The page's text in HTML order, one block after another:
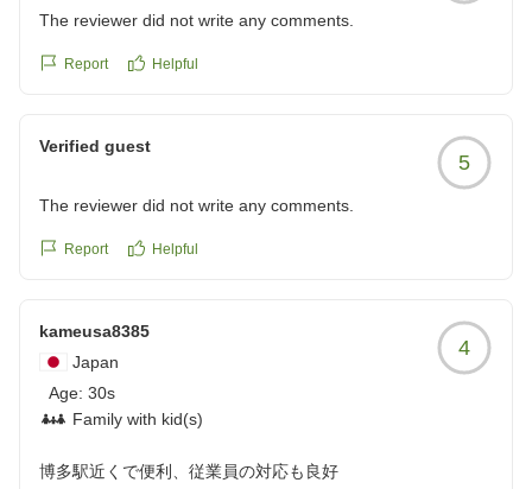
いていて涼しい状況だったのは地味にうれしかった。
https://review.travel.rakuten.co.jp/hotel/voice/9239?
着されたお客様に、少しでも快適にお過ごしいただけま
お気づきいただき、そしてお喜びいただけましたことを
これからもお客様お一人おひとりに寄り添ったおもてな
しを心掛け、より快適にお過ごしいただけるホテルを目
し上げております。
フロント 中垣
The reviewer did not write any comments.
Report Helpful
Verified guest
5
The reviewer did not write any comments.
Report Helpful
kameusa8385
Japan
Age: 30s
Family with kid(s)
4
博多駅近くで便利、従業員の対応も良好